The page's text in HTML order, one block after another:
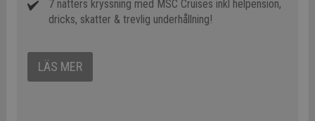
7 nätters kryssning med MSC Cruises inkl helpension,
dricks, skatter & trevlig underhållning!
LÄS MER